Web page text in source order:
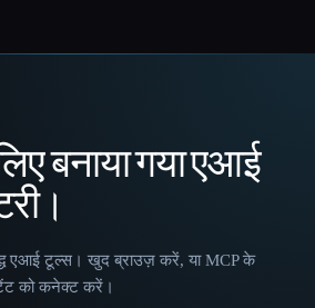
बनाया गया एआई
एआई टूल्स। खुद ब्राउज़ करें, या MCP के
को कनेक्ट करें।